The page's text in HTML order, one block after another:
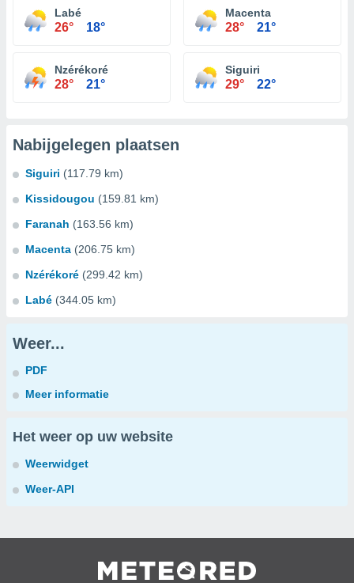
Labé
26° 18°
Macenta
28° 21°
Nzérékoré
28° 21°
Siguiri
29° 22°
Nabijgelegen plaatsen
Siguiri (117.79 km)
Kissidougou (159.81 km)
Faranah (163.56 km)
Macenta (206.75 km)
Nzérékoré (299.42 km)
Labé (344.05 km)
Weer...
PDF
Meer informatie
Het weer op uw website
Weerwidget
Weer-API